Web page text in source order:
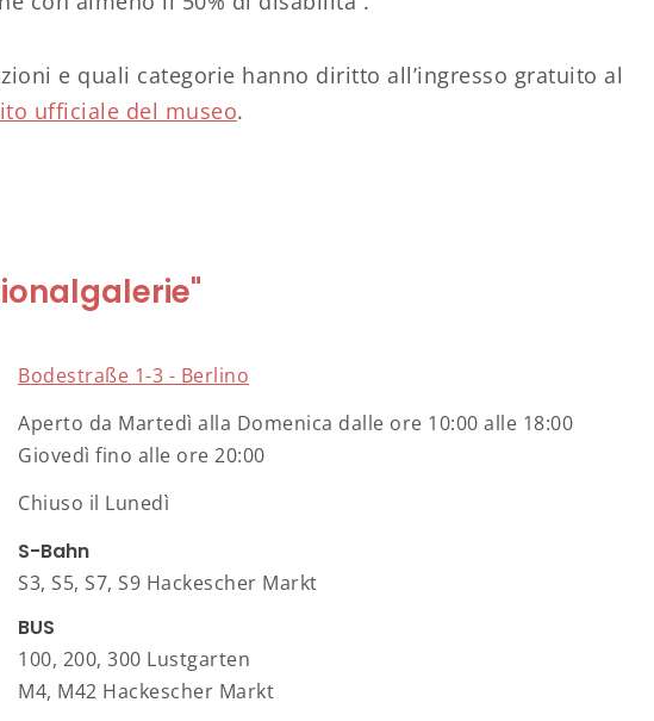
e quali categorie hanno diritto all’ingresso gratuito al
ufficiale del museo.
Bodestraße 1-3 - Berlino
Aperto da Martedì alla Domenica dalle ore 10:00 alle 18:00
Giovedì fino alle ore 20:00
Chiuso il Lunedì
S-Bahn
S3, S5, S7, S9 Hackescher Markt
BUS
100, 200, 300 Lustgarten
M4, M42 Hackescher Markt